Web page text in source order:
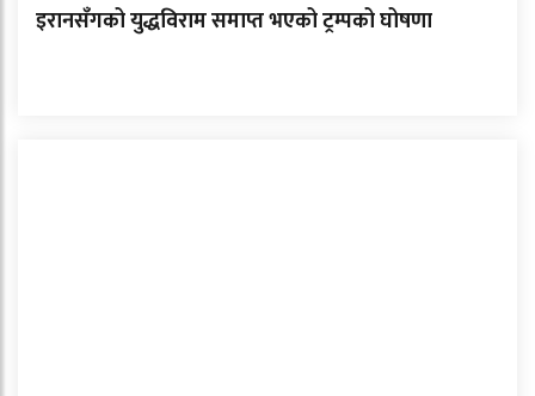
इरानसँगको युद्धविराम समाप्त भएको ट्रम्पको घोषणा